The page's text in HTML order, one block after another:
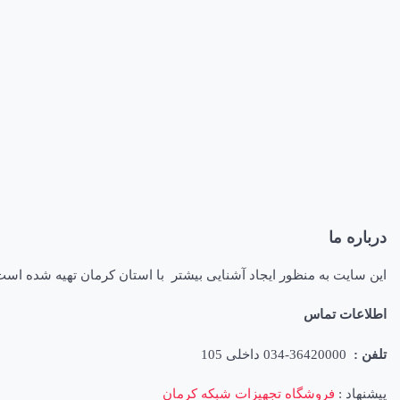
درباره ما
این سایت به منظور ایجاد آشنایی بیشتر با استان کرمان تهیه شده
اطلاعات تماس
تلفن :
پیشنهاد : فروشگاه تجهیزات شبکه کرمان